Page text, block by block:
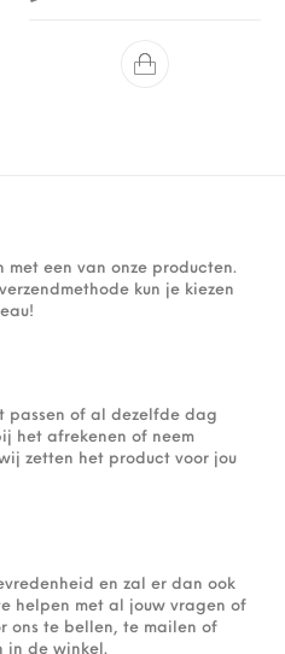
met een van onze producten.
kun je kiezen
passen of al dezelfde dag
het afrekenen of neem
zetten het product voor jou
en zal er dan ook
helpen met al jouw vragen of
ons te bellen, te mailen of
in de winkel.